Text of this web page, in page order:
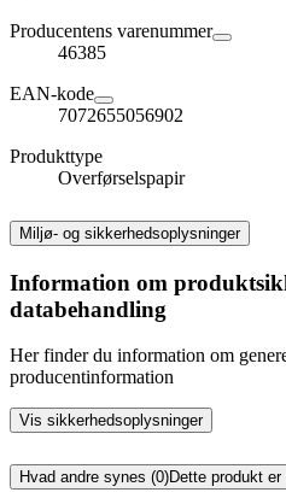
Producentens varenummer
46385
EAN-kode
7072655056902
Produkttype
Overførselspapir
Miljø- og sikkerhedsoplysninger
Information om
databehandling
Her finder du information om
producentinformation
Vis sikkerhedsoplysninger
Hvad andre synes (0)Dette produkt